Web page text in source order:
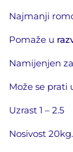
Najmanji
Pomaže u
Namijenjen
Može se prati
Uzrast 1 – 2.5
Nosivost 20kg.